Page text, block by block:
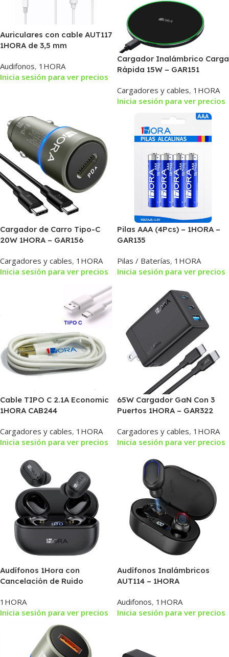
Auriculares con cable AUT117
1HORA de 3,5 mm
Audifonos, 1HORA
Inicia sesión para ver precios
Cargador Inalámbrico Carga
Rápida 15W – GAR151
Cargadores y cables, 1HORA
Inicia sesión para ver precios
Cargador de Carro Tipo-C
20W 1HORA – GAR156
Cargadores y cables, 1HORA
Inicia sesión para ver precios
Pilas AAA (4Pcs) – 1HORA –
GAR135
Pilas / Baterías, 1HORA
Inicia sesión para ver precios
Cable TIPO C 2.1A Economic
1HORA CAB244
Cargadores y cables, 1HORA
Inicia sesión para ver precios
65W Cargador GaN Con 3
Puertos 1HORA – GAR322
Cargadores y cables, 1HORA
Inicia sesión para ver precios
Audífonos 1Hora con
Cancelación de Ruido
1HORA
Inicia sesión para ver precios
Audífonos Inalámbricos
AUT114 – 1HORA
Audifonos, 1HORA
Inicia sesión para ver precios